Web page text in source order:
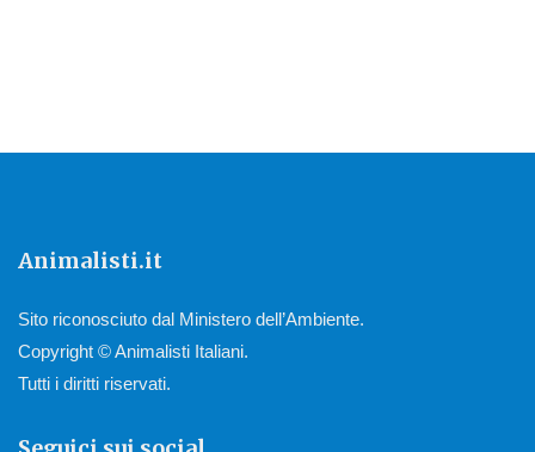
Animalisti.it
Sito riconosciuto dal Ministero dell’Ambiente.
Copyright © Animalisti Italiani.
Tutti i diritti riservati.